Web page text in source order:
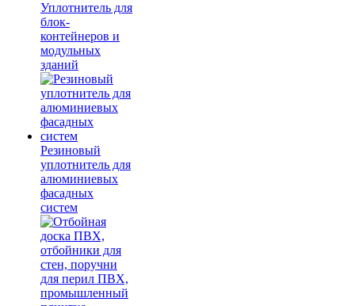
Уплотнитель для
блок-
контейнеров и
модульных
зданий
Резиновый
уплотнитель для
алюминиевых
фасадных
систем